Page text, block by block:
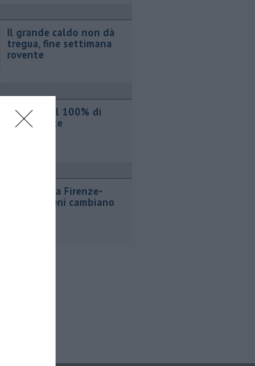
Il grande caldo non dà
tregua, fine settimana
rovente
Iren sale al 100% di
Etambiente
Lavori sulla Firenze-
Roma, i treni cambiano